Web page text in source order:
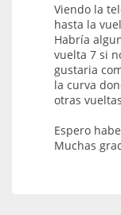
Viendo la
hasta la
Habría
vuelta 7 si
gustaria
la curva
otras
Espero
Muchas